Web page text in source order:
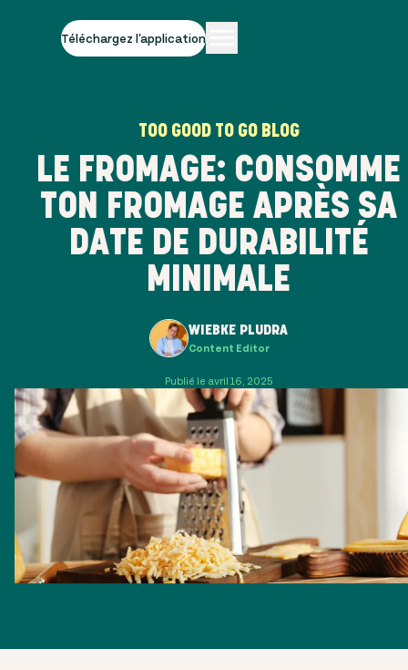
Téléchargez l'application
TOO GOOD TO GO BLOG
LE FROMAGE: CONSOMME
TON FROMAGE APRÈS SA
DATE DE DURABILITÉ
MINIMALE
WIEBKE PLUDRA
Content Editor
Publié le avril 16, 2025